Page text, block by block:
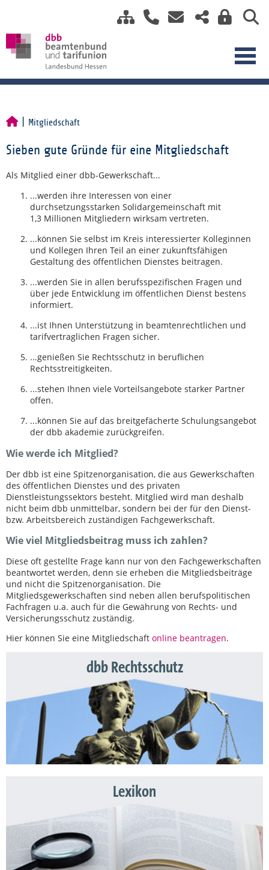
Mitgliedschaft
Sieben gute Gründe für eine Mitgliedschaft
Als Mitglied einer dbb-Gewerkschaft...
...werden ihre Interessen von einer
durchsetzungsstarken Solidargemeinschaft mit
1,3 Millionen Mitgliedern wirksam vertreten.
...können Sie selbst im Kreis interessierter Kolleginnen
und Kollegen Ihren Teil an einer zukunftsfähigen
Gestaltung des öffentlichen Dienstes beitragen.
...werden Sie in allen berufsspezifischen Fragen und
über jede Entwicklung im öffentlichen Dienst bestens
informiert.
...ist Ihnen Unterstützung in beamtenrechtlichen und
tarifvertraglichen Fragen sicher.
...genießen Sie Rechtsschutz in beruflichen
Rechtsstreitigkeiten.
...stehen Ihnen viele Vorteilsangebote starker Partner
offen.
...können Sie auf das breitgefächerte Schulungsangebot
der dbb akademie zurückgreifen.
Wie werde ich Mitglied?
Der dbb ist eine Spitzenorganisation, die aus Gewerkschaften
des öffentlichen Dienstes und des privaten
Dienstleistungssektors besteht. Mitglied wird man deshalb
nicht beim dbb unmittelbar, sondern bei der für den Dienst-
bzw. Arbeitsbereich zuständigen Fachgewerkschaft.
Wie viel Mitgliedsbeitrag muss ich zahlen?
Diese oft gestellte Frage kann nur von den Fachgewerkschaften
beantwortet werden, denn sie erheben die Mitgliedsbeiträge
und nicht die Spitzenorganisation. Die
Mitgliedsgewerkschaften sind neben allen berufspolitischen
Fachfragen u.a. auch für die Gewährung von Rechts- und
Versicherungsschutz zuständig.
Hier können Sie eine Mitgliedschaft online beantragen.
dbb Rechtsschutz
Lexikon